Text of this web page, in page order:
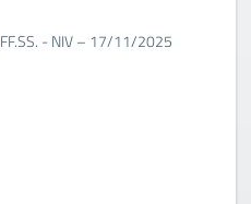
- NIV – 17/11/2025